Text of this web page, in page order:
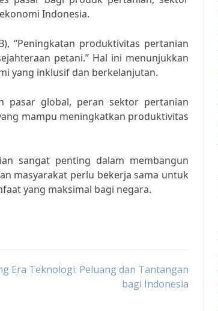
Indonesia.
“Peningkatan produktivitas pertanian
petani.” Hal ini menunjukkan
yang inklusif dan berkelanjutan.
pasar global, peran sektor pertanian
mampu meningkatkan produktivitas
sangat penting dalam membangun
masyarakat perlu bekerja sama untuk
yang maksimal bagi negara.
Era Teknologi: Peluang dan Tantangan
bagi Indonesia